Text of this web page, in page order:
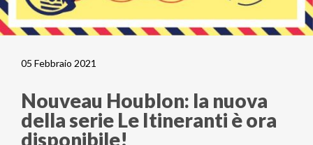
05 Febbraio 2021
Nouveau Houblon: la nuova
della serie Le Itineranti è ora
disponibile!